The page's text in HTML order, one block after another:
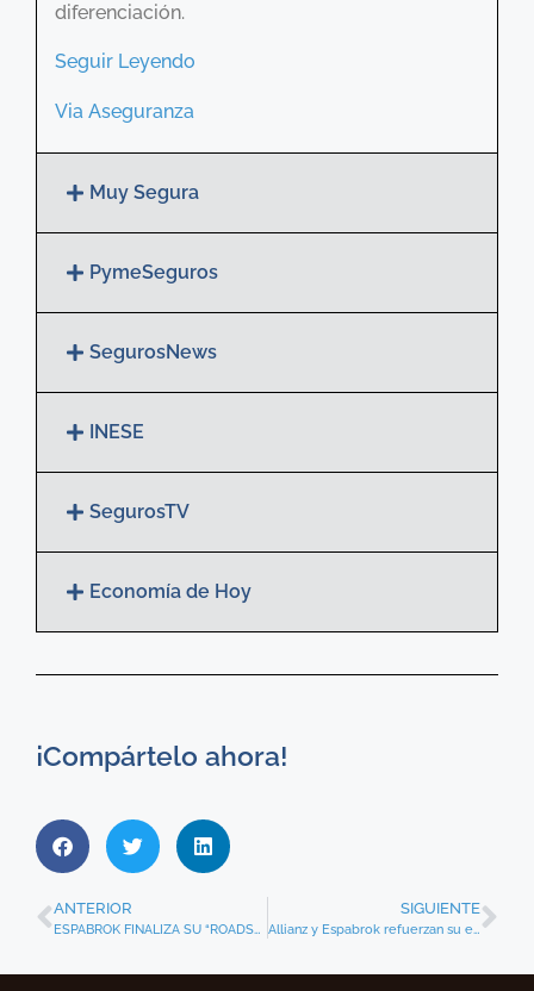
diferenciación.
Seguir Leyendo
Via Aseguranza
Muy Segura
PymeSeguros
SegurosNews
INESE
SegurosTV
Economía de Hoy
¡Compártelo ahora!
ANTERIOR
ESPABROK FINALIZA SU “ROADSHOW” CON TODAS SUS CORREDURÍAS
SIGUIENTE
Allianz y Espabrok refuerzan su estrategia conjunta